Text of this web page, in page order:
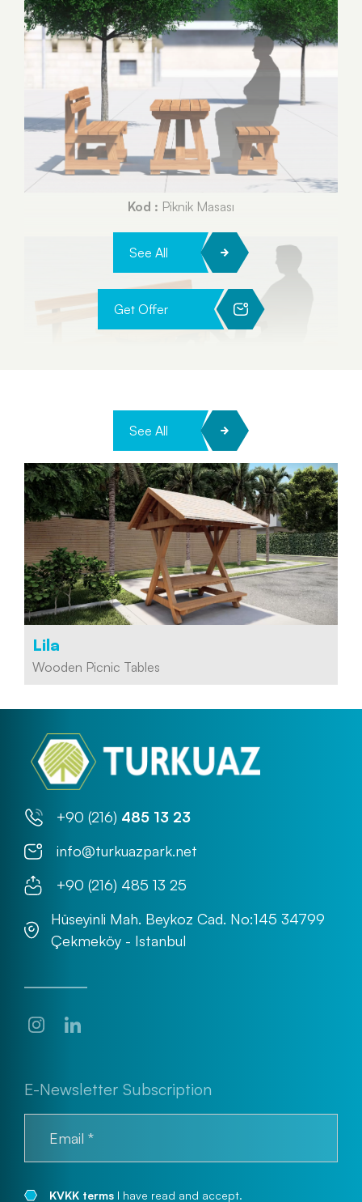
Kod : Piknik Masası
Kod :Piknik Masası
Kod :Piknik Masası
See All
Get Offer
See All
Lila
Wooden Picnic Tables
+90 (216) 485 13 23
info@turkuazpark.net
+90 (216) 485 13 25
Hüseyinli Mah. Beykoz Cad. No:145 34799
Çekmeköy - Istanbul
E-Newsletter Subscription
KVKK terms I have read and accept.